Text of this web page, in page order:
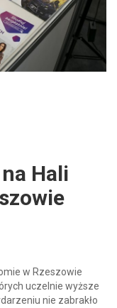
Hali
w Rzeszowie
uczelnie wyższe
nie zabrakło